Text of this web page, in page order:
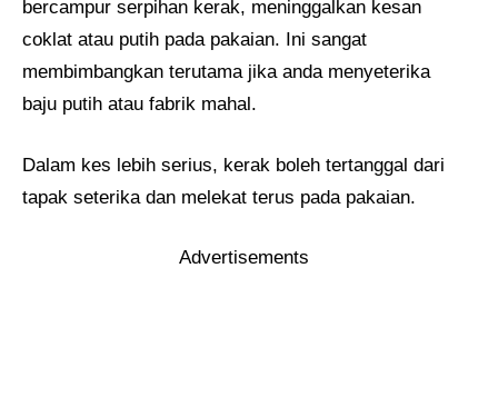
bercampur serpihan kerak, meninggalkan kesan
coklat atau putih pada pakaian. Ini sangat
membimbangkan terutama jika anda menyeterika
baju putih atau fabrik mahal.
Dalam kes lebih serius, kerak boleh tertanggal dari
tapak seterika dan melekat terus pada pakaian.
Advertisements